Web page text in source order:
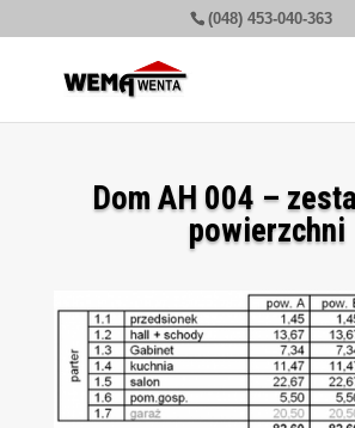
(048) 453-040-
Dom AH 004 –